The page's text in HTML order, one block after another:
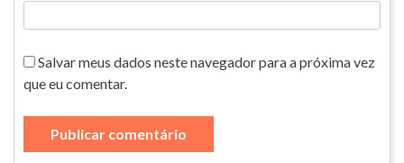
Salvar meus dados neste navegador para a próxima vez
que eu comentar.